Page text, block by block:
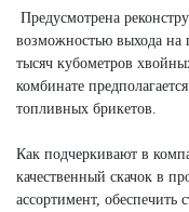
Предусмотрена
возможностью выхода
тысяч кубометров
комбинате
топливных брикетов.
Как подчеркивают в
качественный скачок в
ассортимент, обеспечить